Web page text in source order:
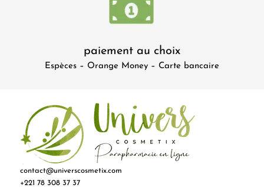
paiement au choix
Espèces – Orange Money – Carte bancaire
contact@universcosmetix.com
+221 78 308 37 37